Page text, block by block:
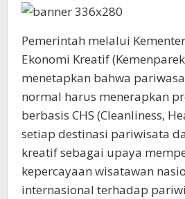
Pemerintah melalui
Ekonomi Kreatif
menetapkan bahwa
normal harus menerapkan
berbasis CHS (Cleanliness,
setiap destinasi pariwisata
kreatif sebagai upaya
kepercayaan wisatawan
internasional terhadap